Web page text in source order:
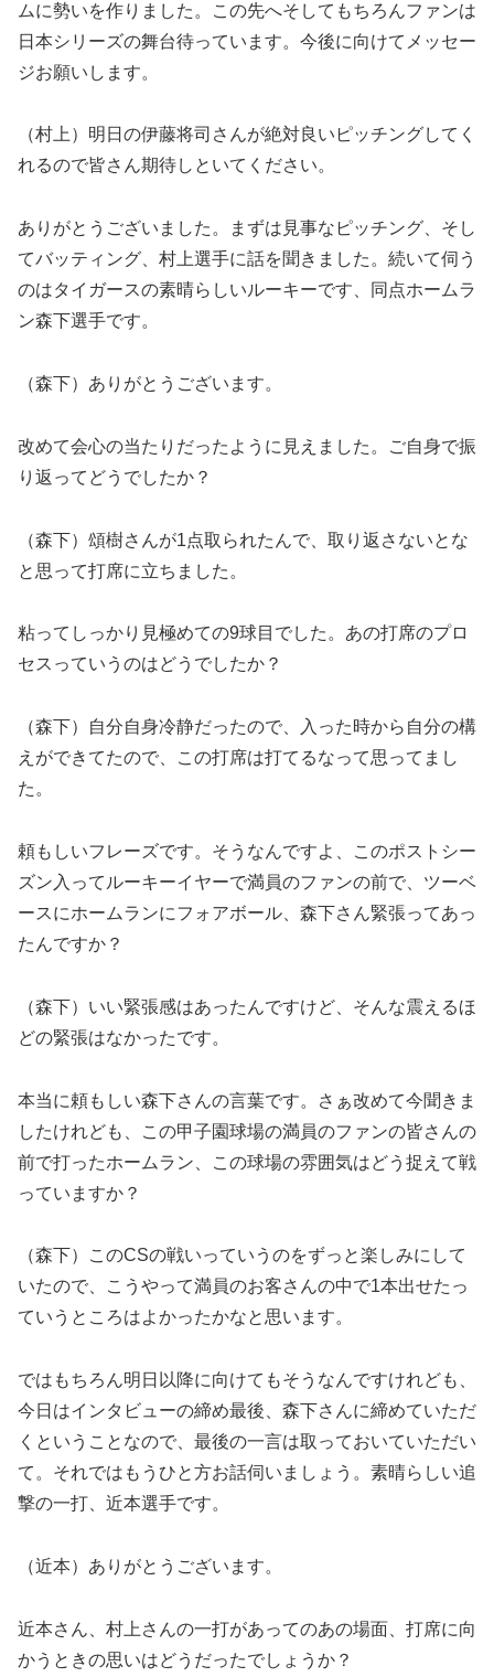
ムに勢いを作りました。この先へそしてもちろんファンは
日本シリーズの舞台待っています。今後に向けてメッセー
ジお願いします。
（村上）明日の伊藤将司さんが絶対良いピッチングしてく
れるので皆さん期待しといてください。
ありがとうございました。まずは見事なピッチング、そし
てバッティング、村上選手に話を聞きました。続いて伺う
のはタイガースの素晴らしいルーキーです、同点ホームラ
ン森下選手です。
（森下）ありがとうございます。
改めて会心の当たりだったように見えました。ご自身で振
り返ってどうでしたか？
（森下）頌樹さんが1点取られたんで、取り返さないとな
と思って打席に立ちました。
粘ってしっかり見極めての9球目でした。あの打席のプロ
セスっていうのはどうでしたか？
（森下）自分自身冷静だったので、入った時から自分の構
えができてたので、この打席は打てるなって思ってまし
た。
頼もしいフレーズです。そうなんですよ、このポストシー
ズン入ってルーキーイヤーで満員のファンの前で、ツーベ
ースにホームランにフォアボール、森下さん緊張ってあっ
たんですか？
（森下）いい緊張感はあったんですけど、そんな震えるほ
どの緊張はなかったです。
本当に頼もしい森下さんの言葉です。さぁ改めて今聞きま
したけれども、この甲子園球場の満員のファンの皆さんの
前で打ったホームラン、この球場の雰囲気はどう捉えて戦
っていますか？
（森下）このCSの戦いっていうのをずっと楽しみにして
いたので、こうやって満員のお客さんの中で1本出せたっ
ていうところはよかったかなと思います。
ではもちろん明日以降に向けてもそうなんですけれども、
今日はインタビューの締め最後、森下さんに締めていただ
くということなので、最後の一言は取っておいていただい
て。それではもうひと方お話伺いましょう。素晴らしい追
撃の一打、近本選手です。
（近本）ありがとうございます。
近本さん、村上さんの一打があってのあの場面、打席に向
かうときの思いはどうだったでしょうか？